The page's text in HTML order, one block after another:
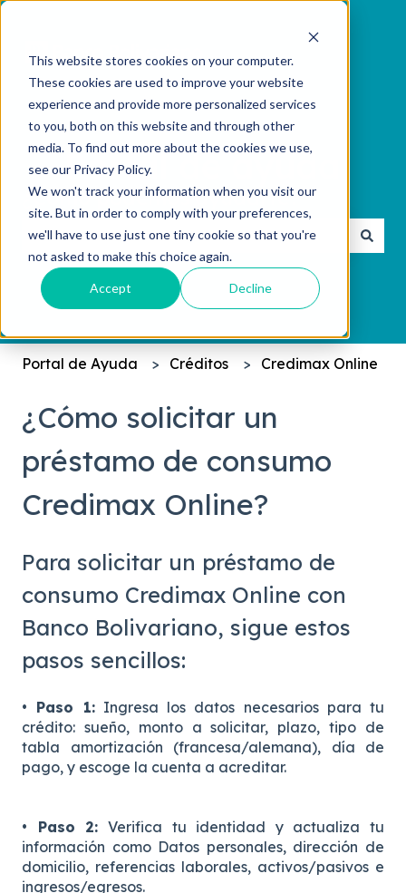
This website stores cookies on your computer.
These cookies are used to improve your website
experience and provide more personalized services
to you, both on this website and through other
media. To find out more about the cookies we use,
see our Privacy Policy.
We won't track your information when you visit our
site. But in order to comply with your preferences,
we'll have to use just one tiny cookie so that you're
not asked to make this choice again.
Accept Decline
¿Cómo podemos ayudarte?
No hay sugerencias porque el campo de
Portal de Ayuda Créditos Credimax Online
¿Cómo solicitar un
préstamo de consumo
Credimax Online?
Para solicitar un préstamo de
consumo Credimax Online con
Banco Bolivariano, sigue estos
pasos sencillos:
• Paso 1:Ingresa los datos necesarios para tu
crédito: sueño, monto a solicitar, plazo, tipo de
tabla amortización (francesa/alemana), día de
pago, y escoge la cuenta a acreditar.
• Paso 2: Verifica tu identidad y actualiza tu
información como Datos personales, dirección de
domicilio, referencias laborales, activos/pasivos e
ingresos/egresos.